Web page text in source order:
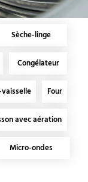
Sèche-linge
Congélateur
Four
avec aération
Micro-ondes